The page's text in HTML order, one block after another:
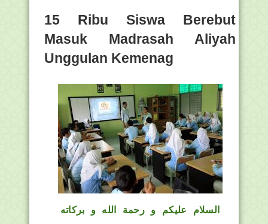
15 Ribu Siswa Berebut
Masuk Madrasah Aliyah
Unggulan Kemenag
السلام عليكم و رحمة الله و بركاته